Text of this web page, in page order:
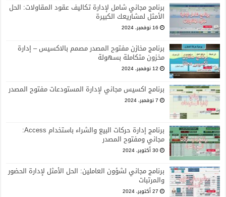
برنامج مجاني شامل لإدارة تكاليف عقود المقاولات: الحل
الأمثل لمشاريعك الكبيرة
16 نوفمبر، 2024
برنامج مخازن مفتوح المصدر مصمم بالاكسيس – إدارة
مخزون متكاملة بسهولة
12 نوفمبر، 2024
برنامج اكسيس مجاني لإدارة المستودعات مفتوح المصدر
7 نوفمبر، 2024
برنامج إدارة حركات البيع والشراء باستخدام Access:
مجاني ومفتوح المصدر
30 أكتوبر، 2024
برنامج مجاني لشؤون العاملين: الحل الأمثل لإدارة الحضور
والمرتبات
27 أكتوبر، 2024